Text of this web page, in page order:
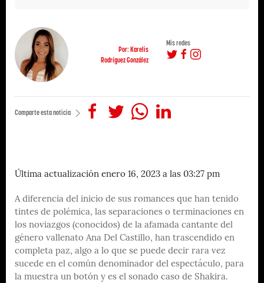
Por: Karelis
Rodríguez González
Mis redes
Comparte esta noticia
Última actualización enero 16, 2023 a las 03:27 pm
A diferencia del inicio de sus romances que han tenido
tintes de polémica, las separaciones o terminaciones en
los noviazgos (conocidos) de la afamada cantante del
género vallenato Ana Del Castillo, han trascendido en
completa paz, algo a lo que se puede decir rara vez
sucede en el común denominador del espectáculo, para
la muestra un botón y es el sonado caso de Shakira.